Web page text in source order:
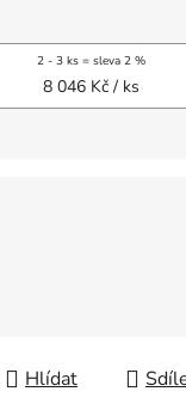
2 - 3 ks = sleva 2 %
8 046 Kč/ ks
Hlídat